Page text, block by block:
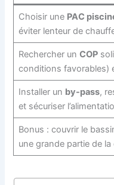
Choisir une PAC
éviter lenteur de
Rechercher un COP
conditions favorables)
Installer un by-pass,
et sécuriser
Bonus : couvrir le
une grande partie de